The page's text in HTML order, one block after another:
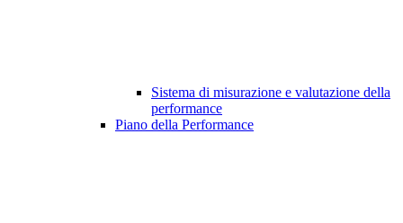
Sistema di misurazione e valutazione della
performance
Piano della Performance